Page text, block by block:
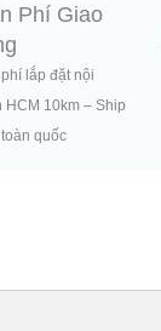
Phí Giao
lắp đặt nội
HCM 10km – Ship
quốc